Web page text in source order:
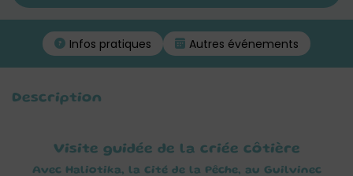
Infos pratiques Autres événements
Description
Visite guidée de la criée côtière
Avec Haliotika, la Cité de la Pêche, au Guilvinec